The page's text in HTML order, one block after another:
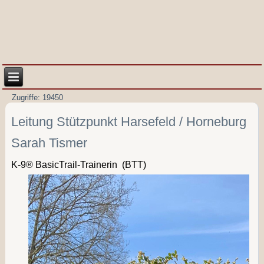
Zugriffe: 19450
Leitung Stützpunkt Harsefeld / Horneburg
Sarah Tismer
K-9® BasicTrail-Trainerin (BTT)